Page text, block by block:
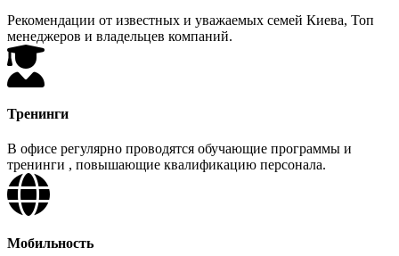
Рекомендации от известных и уважаемых семей Киева, Топ
менеджеров и владельцев компаний.
Тренинги
В офисе регулярно проводятся обучающие программы и
тренинги , повышающие квалификацию персонала.
Мобильность